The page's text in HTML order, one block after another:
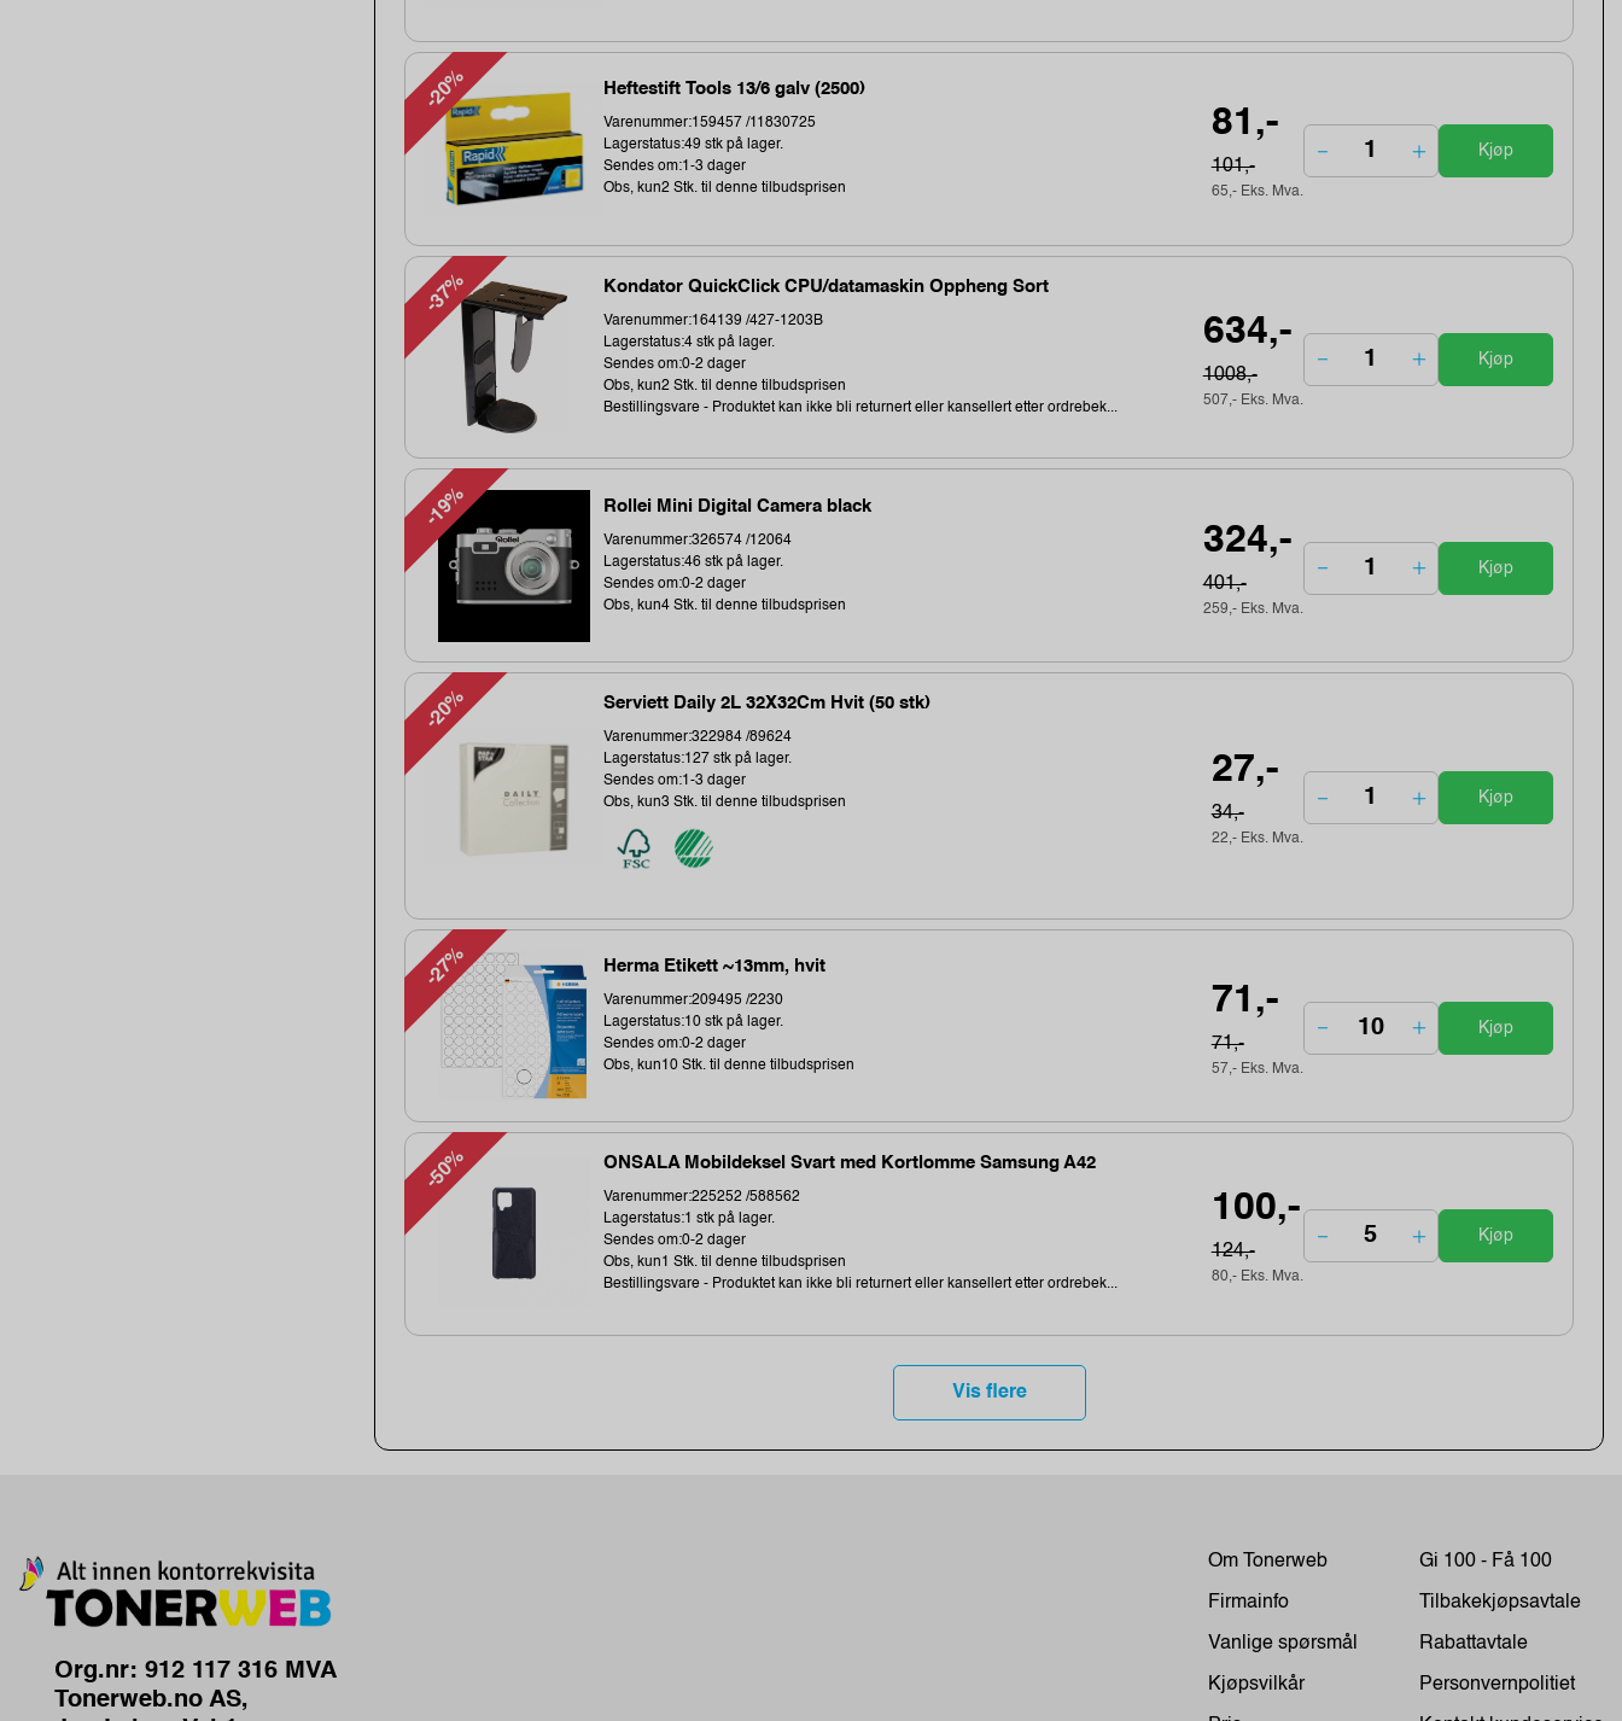
-20% Heftestift Tools 13/6 galv (2500)
Varenummer:159457 /11830725
Lagerstatus:49 stk på lager.
Sendes om:1-3 dager
Obs, kun2 Stk. til denne tilbudsprisen
81,-
101,-
65,- Eks. Mva.
Kjøp
-37% Kondator QuickClick CPU/datamaskin Oppheng Sort
Varenummer:164139 /427-1203B
Lagerstatus:4 stk på lager.
Sendes om:0-2 dager
Obs, kun2 Stk. til denne tilbudsprisen
Bestillingsvare - Produktet kan ikke bli returnert eller kansellert etter ordrebek...
634,-
1008,-
507,- Eks. Mva.
Kjøp
-19% Rollei Mini Digital Camera black
Varenummer:326574 /12064
Lagerstatus:46 stk på lager.
Sendes om:0-2 dager
Obs, kun4 Stk. til denne tilbudsprisen
324,-
401,-
259,- Eks. Mva.
Kjøp
-20% Serviett Daily 2L 32X32Cm Hvit (50 stk)
Varenummer:322984 /89624
Lagerstatus:127 stk på lager.
Sendes om:1-3 dager
Obs, kun3 Stk. til denne tilbudsprisen
27,-
34,-
22,- Eks. Mva.
Kjøp
-27% Herma Etikett ~13mm, hvit
Varenummer:209495 /2230
Lagerstatus:10 stk på lager.
Sendes om:0-2 dager
Obs, kun10 Stk. til denne tilbudsprisen
71,-
71,-
57,- Eks. Mva.
Kjøp
-50% ONSALA Mobildeksel Svart med Kortlomme Samsung A42
Varenummer:225252 /588562
Lagerstatus:1 stk på lager.
Sendes om:0-2 dager
Obs, kun1 Stk. til denne tilbudsprisen
Bestillingsvare - Produktet kan ikke bli returnert eller kansellert etter ordrebek...
100,-
124,-
80,- Eks. Mva.
Kjøp
Vis flere
Org.nr: 912 117 316 MVA
Tonerweb.no AS,
Om Tonerweb
Firmainfo
Vanlige spørsmål
Kjøpsvilkår
Gi 100 - Få 100
Tilbakekjøpsavtale
Rabattavtale
Personvernpolitiet